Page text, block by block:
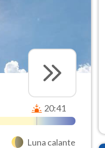
20:41
Luna calante